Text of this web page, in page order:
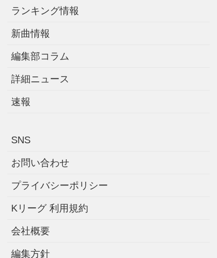
ランキング情報
新曲情報
編集部コラム
詳細ニュース
速報
SNS
お問い合わせ
プライバシーポリシー
Kリーグ 利用規約
会社概要
編集方針